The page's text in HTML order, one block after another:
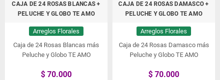
CAJA DE 24 ROSAS BLANCAS +
PELUCHE Y GLOBO TE AMO
Arreglos Florales
Caja de 24 Rosas Blancas más
Peluche y Globo TE AMO
$ 70.000
CAJA DE 24 ROSAS DAMASCO +
PELUCHE Y GLOBO TE AMO
Arreglos Florales
Caja de 24 Rosas Damasco más
Peluche y Globo TE AMO
$ 70.000